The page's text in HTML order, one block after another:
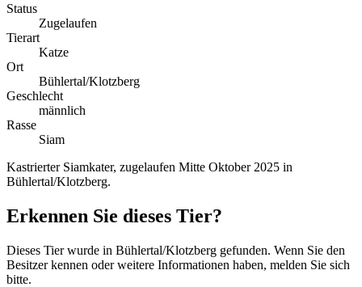
Status
Zugelaufen
Tierart
Katze
Ort
Bühlertal/Klotzberg
Geschlecht
männlich
Rasse
Siam
Kastrierter Siamkater, zugelaufen Mitte Oktober 2025 in
Bühlertal/Klotzberg.
Erkennen Sie dieses Tier?
Dieses Tier wurde in Bühlertal/Klotzberg gefunden. Wenn Sie den
Besitzer kennen oder weitere Informationen haben, melden Sie sich
bitte.